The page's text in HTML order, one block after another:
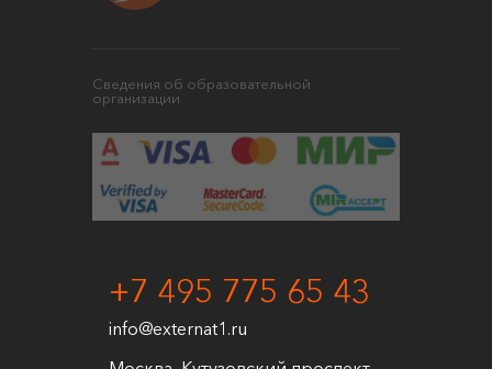
Сведения об образовательной
организации
+7 495 775 65 43
info@externat1.ru